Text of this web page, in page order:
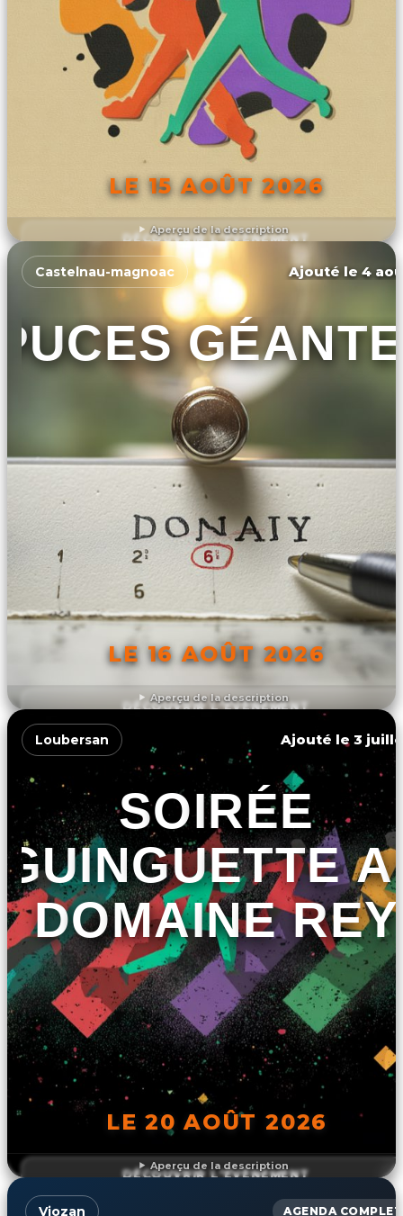
Aperçu de la description
LE 15 AOÛT 2026
DÉCOUVRIR L'ÉVÉNEMENT
Aperçu de la description
Castelnau-magnoac Ajouté le 4
LE 16 AOÛT 2026
DÉCOUVRIR L'ÉVÉNEMENT
Aperçu de la description
Loubersan Ajouté le 3
SOIRÉE
GUINGUETTE
DOMAINE REY
LE 20 AOÛT 2026
DÉCOUVRIR L'ÉVÉNEMENT
Viozan AGENDA COMPLET